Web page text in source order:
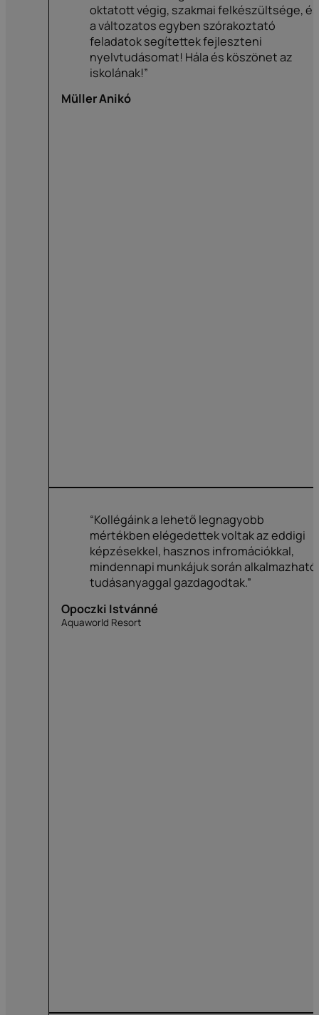
oktatott végig, szakmai felkészültsége, és
a változatos egyben szórakoztató
feladatok segítettek fejleszteni
nyelvtudásomat! Hála és köszönet az
iskolának!”
Müller Anikó
“Kollégáink a lehető legnagyobb
mértékben elégedettek voltak az eddigi
képzésekkel, hasznos infromációkkal,
mindennapi munkájuk során alkalmazható
tudásanyaggal gazdagodtak.”
Opoczki Istvánné
Aquaworld Resort